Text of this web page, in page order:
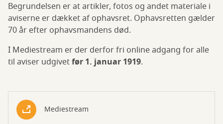
Begrundelsen er at artikler, fotos og andet materiale i
aviserne er dækket af ophavsret. Ophavsretten gælder
70 år efter ophavsmandens død.
I Mediestream er der derfor fri online adgang for alle
til aviser udgivetfør 1. januar 1919.
Mediestream